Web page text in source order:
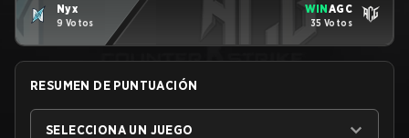
Nyx
9 Votos
WINAGC
35 Votos
RESUMEN DE PUNTUACIÓN
SELECCIONA UN JUEGO